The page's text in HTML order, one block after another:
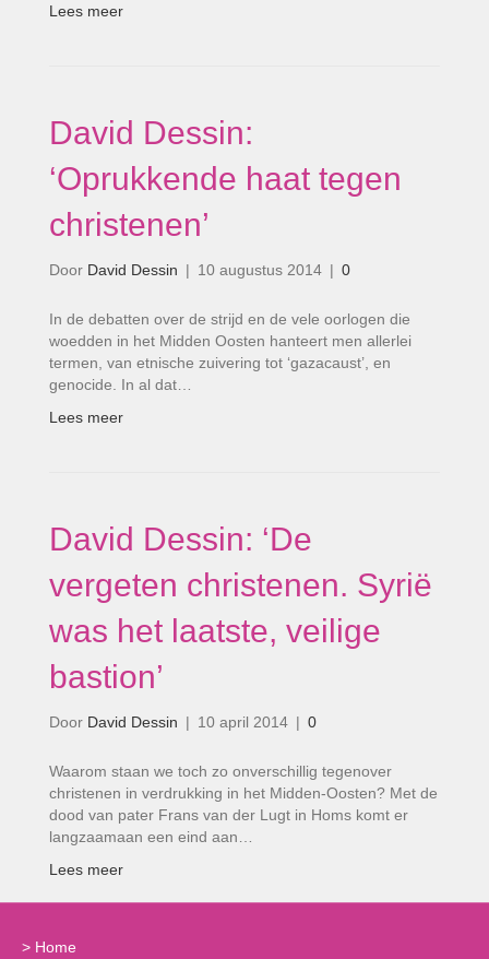
Lees meer
David Dessin:
‘Oprukkende haat tegen
christenen’
Door David Dessin | 10 augustus 2014 | 0
In de debatten over de strijd en de vele oorlogen die
woedden in het Midden Oosten hanteert men allerlei
termen, van etnische zuivering tot ‘gazacaust’, en
genocide. In al dat…
Lees meer
David Dessin: ‘De
vergeten christenen. Syrië
was het laatste, veilige
bastion’
Door David Dessin | 10 april 2014 | 0
Waarom staan we toch zo onverschillig tegenover
christenen in verdrukking in het Midden-Oosten? Met de
dood van pater Frans van der Lugt in Homs komt er
langzaamaan een eind aan…
Lees meer
> Home